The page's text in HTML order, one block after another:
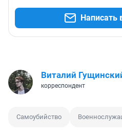
Написать
Виталий
корреспондент
Самоубийство